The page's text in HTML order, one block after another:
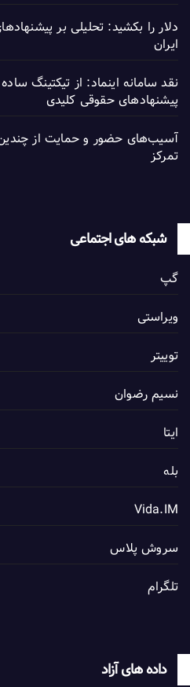
دلار را بکشید: تحلیلی بر
ایران
نقد سامانه اینماد: از تیکتینگ
پیشنهادهای حقوقی کلیدی
آسیب‌های حضور و حمایت از
تمرکز
شبکه های اجتماعی
گپ
ویراستی
توییتر
نسیم رضوان
ایتا
بله
Vida.IM
سروش پلاس
تلگرام
داده های آزاد